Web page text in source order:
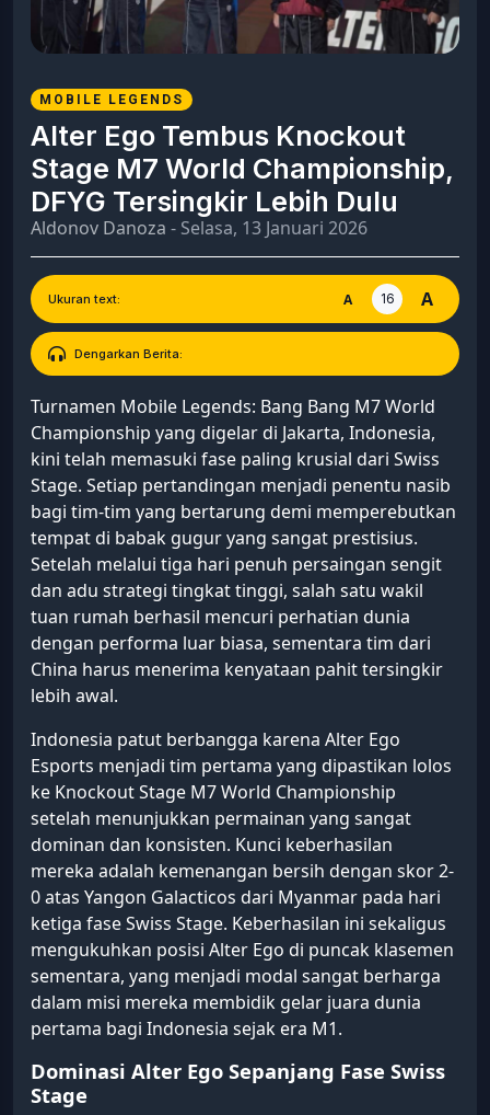
MOBILE LEGENDS
Alter Ego Tembus Knockout
Stage M7 World Championship,
DFYG Tersingkir Lebih Dulu
Aldonov Danoza - Selasa, 13 Januari 2026
Ukuran text: A 16 A
Dengarkan Berita:
Turnamen Mobile Legends: Bang Bang M7 World
Championship yang digelar di Jakarta, Indonesia,
kini telah memasuki fase paling krusial dari Swiss
Stage. Setiap pertandingan menjadi penentu nasib
bagi tim-tim yang bertarung demi memperebutkan
tempat di babak gugur yang sangat prestisius.
Setelah melalui tiga hari penuh persaingan sengit
dan adu strategi tingkat tinggi, salah satu wakil
tuan rumah berhasil mencuri perhatian dunia
dengan performa luar biasa, sementara tim dari
China harus menerima kenyataan pahit tersingkir
lebih awal.
Indonesia patut berbangga karena Alter Ego
Esports menjadi tim pertama yang dipastikan lolos
ke Knockout Stage M7 World Championship
setelah menunjukkan permainan yang sangat
dominan dan konsisten. Kunci keberhasilan
mereka adalah kemenangan bersih dengan skor 2-
0 atas Yangon Galacticos dari Myanmar pada hari
ketiga fase Swiss Stage. Keberhasilan ini sekaligus
mengukuhkan posisi Alter Ego di puncak klasemen
sementara, yang menjadi modal sangat berharga
dalam misi mereka membidik gelar juara dunia
pertama bagi Indonesia sejak era M1.
Dominasi Alter Ego Sepanjang Fase Swiss
Stage